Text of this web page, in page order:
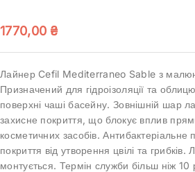
1770,00 ₴
Лайнер Cefil Mediterraneo Sable з
Призначений для гідроізоляції та
поверхні чаші басейну. Зовнішній шар
захисне покриття, що блокує вплив
косметичних засобів.
покриття від утворення цвілі та грибків.
монтується. Термін служби більш ніж